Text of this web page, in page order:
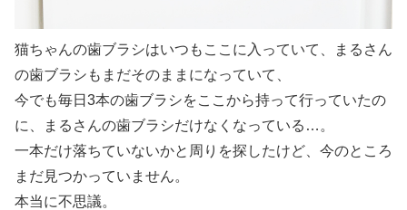
猫ちゃんの歯ブラシはいつもここに入っていて、まるさん
の歯ブラシもまだそのままになっていて、
今でも毎日3本の歯ブラシをここから持って行っていたの
に、まるさんの歯ブラシだけなくなっている…。
一本だけ落ちていないかと周りを探したけど、今のところ
まだ見つかっていません。
本当に不思議。